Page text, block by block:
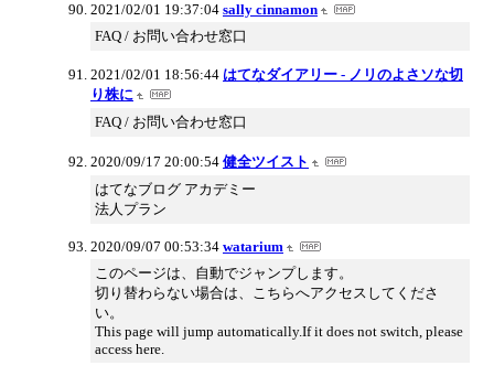
2021/02/01 19:37:04 sally cinnamon
FAQ / お問い合わせ窓口
2021/02/01 18:56:44 はてなダイアリー - ノリのよさソな切
り株に
FAQ / お問い合わせ窓口
2020/09/17 20:00:54 健全ツイスト
はてなブログ アカデミー
法人プラン
2020/09/07 00:53:34 watarium
このページは、自動でジャンプします。
切り替わらない場合は、こちらへアクセスしてくださ
い。
This page will jump automatically.If it does not switch, please
access here.